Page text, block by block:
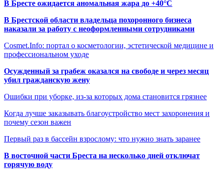
В Бресте ожидается аномальная жара до +40°C
В Брестской области владельца похоронного бизнеса
наказали за работу с неоформленными сотрудниками
Cosmet.Info: портал о косметологии, эстетической медицине и
профессиональном уходе
Осужденный за грабеж оказался на свободе и через месяц
убил гражданскую жену
Ошибки при уборке, из-за которых дома становится грязнее
Когда лучше заказывать благоустройство мест захоронения и
почему сезон важен
Первый раз в бассейн взрослому: что нужно знать заранее
В восточной части Бреста на несколько дней отключат
горячую воду